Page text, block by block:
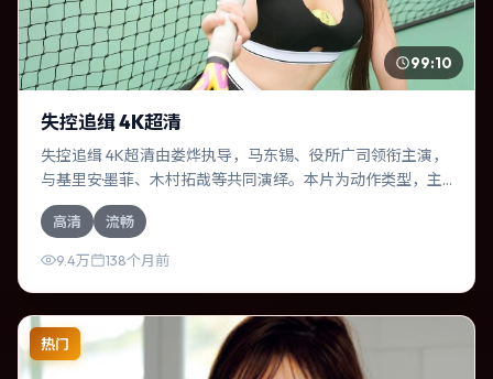
99:10
失控追缉 4K超清
失控追缉 4K超清由娄烨执导，马东锡、役所广司领衔主演，
与基里安·墨菲、木村拓哉等共同演绎。本片为动作类型，主
要班底与取景来自德国。一次跨国行动在暴雨夜失控，信任
瞬间崩塌。影片整体气质明快，节奏紧凑，人物动机清晰，
适合喜欢强情节与细腻表演的观众。
高清 流畅
9.4万 138个月前
热门